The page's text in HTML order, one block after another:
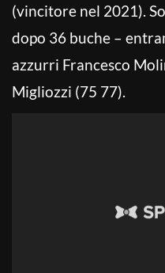
(vincitore nel 2021).
dopo 36 buche –
azzurri Francesco
Migliozzi (75 77).